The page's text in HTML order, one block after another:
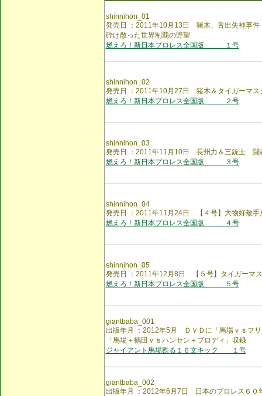
shinnihon_01
発売日 ：2011年10月13日 猪木、舌出失神事
砕け散った世界制覇の野望
燃えろ！新日本プロレス全国版 １号
shinnihon_02
発売日 ：2011年10月27日 猪木＆タイガーマ
燃えろ！新日本プロレス全国版 ２号
shinnihon_03
発売日 ：2011年11月10日 長州力＆三銃士 闘
燃えろ！新日本プロレス全国版 ３号
shinnihon_04
発売日 ：2011年11月24日 【４号】大物好敵手
燃えろ！新日本プロレス全国版 ４号
shinnihon_05
発売日 ：2011年12月8日 【５号】タイガーマ
燃えろ！新日本プロレス全国版 ５号
giantbaba_001
出版年月 ：2012年5月 ＤＶＤに「馬場ｖｓフ
「馬場＋鶴田ｖｓハンセン＋ブロディ」収録
ジャイアント馬場甦る１６文キック １号
giantbaba_002
出版年月 ：2012年6月7日 日本のプロレス６０